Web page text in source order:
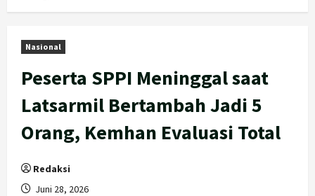
Nasional
Peserta SPPI Meninggal saat
Latsarmil Bertambah Jadi 5
Orang, Kemhan Evaluasi Total
Redaksi
Juni 28, 2026